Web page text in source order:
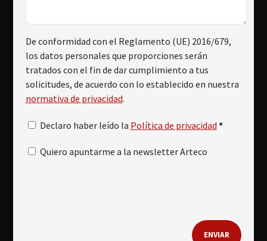
De conformidad con el Reglamento (UE) 2016/679,
los datos personales que proporciones serán
tratados con el fin de dar cumplimiento a tus
solicitudes, de acuerdo con lo establecido en nuestra
normativa de privacidad.
Declaro haber leído la Política de privacidad *
Quiero apuntarme a la newsletter Arteco
ENVIAR